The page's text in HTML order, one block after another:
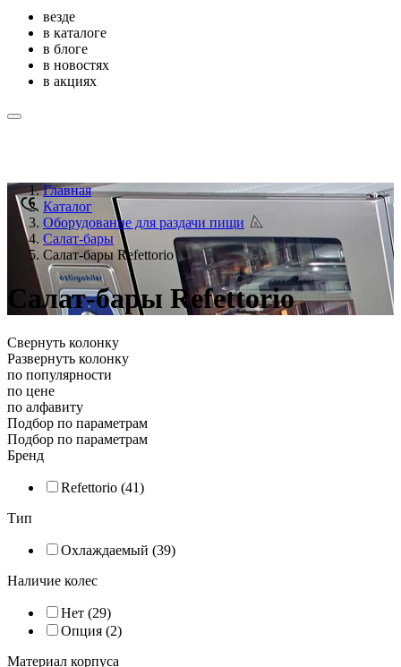
везде
в каталоге
в блоге
в новостях
в акциях
Главная
Каталог
Оборудование для раздачи пищи
Салат-бары
Салат-бары Refettorio
Салат-бары Refettorio
Свернуть колонку
Развернуть колонку
по популярности
по цене
по алфавиту
Подбор по параметрам
Подбор по параметрам
Бренд
Refettorio (41)
Тип
Охлаждаемый (39)
Наличие колес
Нет (29)
Опция (2)
Материал корпуса